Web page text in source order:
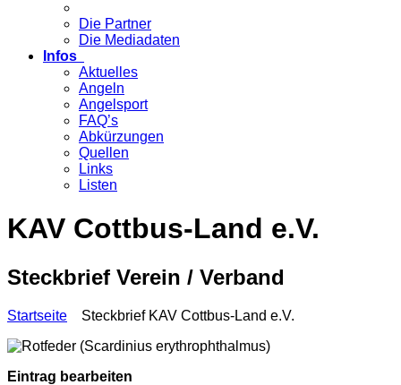
Die Partner
Die Mediadaten
Infos
Aktuelles
Angeln
Angelsport
FAQ’s
Abkürzungen
Quellen
Links
Listen
KAV Cottbus-Land e.V.
Steckbrief Verein / Verband
Startseite Steckbrief KAV Cottbus-Land e.V.
Eintrag bearbeiten